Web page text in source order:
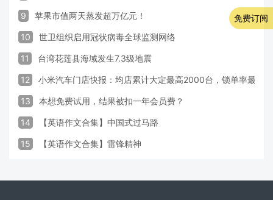
9 苹果市值两天蒸发超万亿元！
10 世卫组织启用冠状病毒全球监测网络
11 台湾花莲县海域发生7.3级地震
12 小米汽车门店快报：均店累计大定最高2000台，锁单率最高
13 本想免费试用，结果被扣一年会员费？
14 【英语作文合集】中国式过马路
15 【英语作文合集】雷锋精神
免费订阅